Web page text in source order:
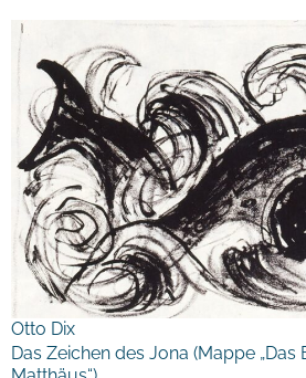
Otto Dix
Das Zeichen des Jona (Mappe